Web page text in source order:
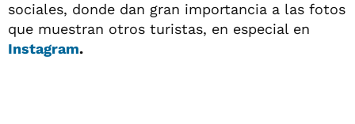
sociales, donde dan gran importancia a las fotos
que muestran otros turistas, en especial en
Instagram.